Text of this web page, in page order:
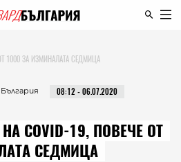
1000 ЗА ИЗМИНАЛАТА СЕДМИЦА
08:12 - 06.07.2020
COVID-19, ПОВЕЧЕ ОТ
СЕДМИЦА